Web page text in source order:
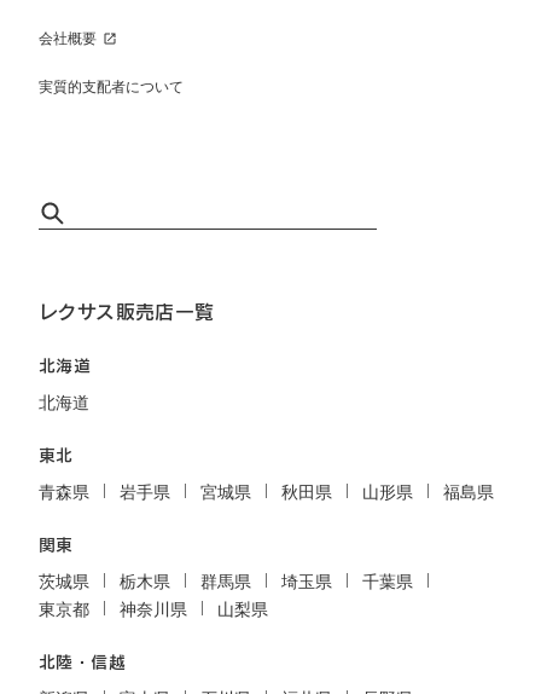
会社概要
実質的支配者について
レクサス販売店一覧
北海道
北海道
東北
青森県 岩手県 宮城県 秋田県 山形県 福島県
関東
茨城県 栃木県 群馬県 埼玉県
千葉県
東京都
神奈川県 山梨県
北陸・信越